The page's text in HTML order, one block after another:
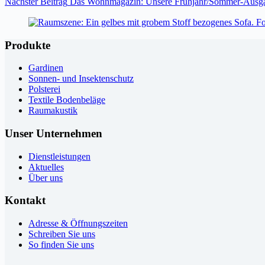
Produkte
Gardinen
Sonnen- und Insektenschutz
Polsterei
Textile Bodenbeläge
Raumakustik
Unser Unternehmen
Dienstleistungen
Aktuelles
Über uns
Kontakt
Adresse & Öffnungszeiten
Schreiben Sie uns
So finden Sie uns